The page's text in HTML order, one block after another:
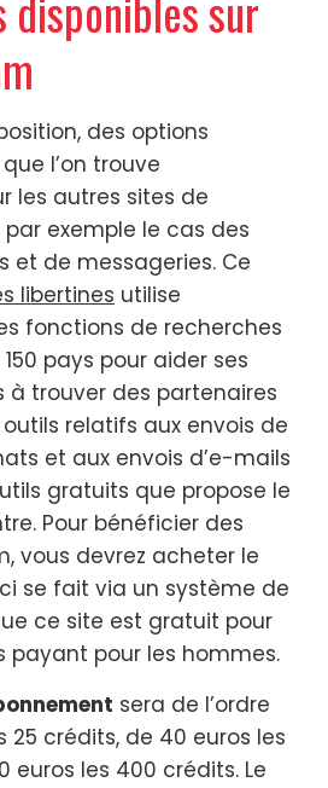
des options
l’on trouve
les autres sites de
par exemple le cas des
et de messageries. Ce
libertines utilise
fonctions de recherches
pays pour aider ses
à trouver des partenaires
relatifs aux envois de
et aux envois d’e-mails
gratuits que propose le
Pour bénéficier des
vous devrez acheter le
se fait via un système de
ce site est gratuit pour
payant pour les hommes.
sera de l’ordre
25 crédits, de 40 euros les
euros les 400 crédits. Le